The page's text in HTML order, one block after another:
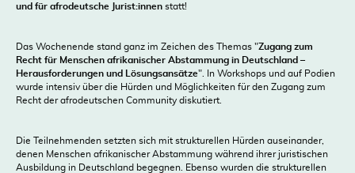
und für afrodeutsche Jurist:innen statt!
Das Wochenende stand ganz im Zeichen des Themas "Zugang zum
Recht für Menschen afrikanischer Abstammung in Deutschland –
Herausforderungen und Lösungsansätze". In Workshops und auf Podien
wurde intensiv über die Hürden und Möglichkeiten für den Zugang zum
Recht der afrodeutschen Community diskutiert.
Die Teilnehmenden setzten sich mit strukturellen Hürden auseinander,
denen Menschen afrikanischer Abstammung während ihrer juristischen
Ausbildung in Deutschland begegnen. Ebenso wurden die strukturellen